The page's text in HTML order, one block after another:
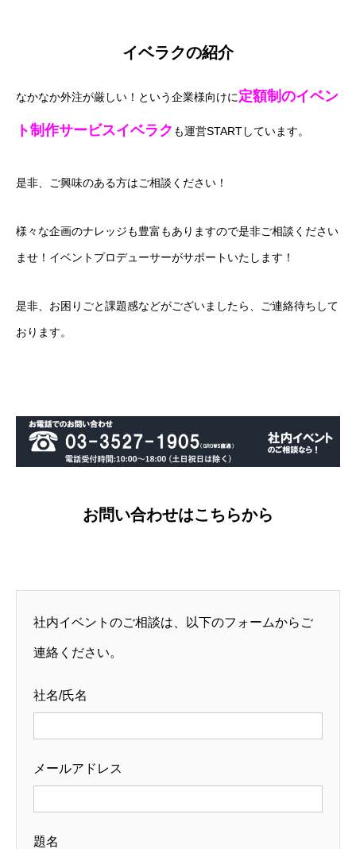
イベラクの紹介
なかなか外注が厳しい！という企業様向けに定額制のイベン
ト制作サービスイベラク も運営STARTしています。
是非、ご興味のある方はご相談ください！
様々な企画のナレッジも豊富もありますので是非ご相談ください
ませ！イベントプロデューサーがサポートいたします！
是非、お困りごと課題感などがございましたら、ご連絡待ちして
おります。
お問い合わせはこちらから
社内イベントのご相談は、以下のフォームからご
連絡ください。
社名/氏名
メールアドレス
題名